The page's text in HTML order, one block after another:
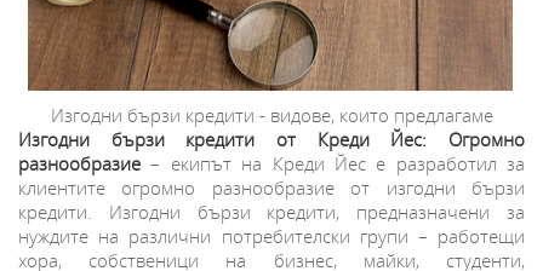
Изгодни бързи кредити - видове, които предлагаме
Изгодни бързи кредити от Креди Йес: Огромно
разнообразие – екипът на Креди Йес е разработил за
клиентите огромно разнообразие от изгодни бързи
кредити. Изгодни бързи кредити, предназначени за
нуждите на различни потребителски групи – работещи
хора, собственици на бизнес, майки, студенти,